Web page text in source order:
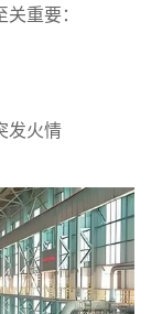
重要：
发火情